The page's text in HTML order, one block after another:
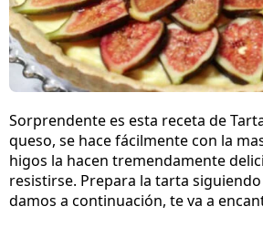
Sorprendente es esta receta de
queso, se hace fácilmente con la
higos la hacen tremendamente
resistirse. Prepara la tarta
damos a continuación, te va a